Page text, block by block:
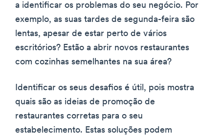
a identificar os problemas do seu negócio. Por
exemplo, as suas tardes de segunda-feira são
lentas, apesar de estar perto de vários
escritórios? Estão a abrir novos restaurantes
com cozinhas semelhantes na sua área?
Identificar os seus desafios é útil, pois mostra
quais são as ideias de promoção de
restaurantes corretas para o seu
estabelecimento. Estas soluções podem